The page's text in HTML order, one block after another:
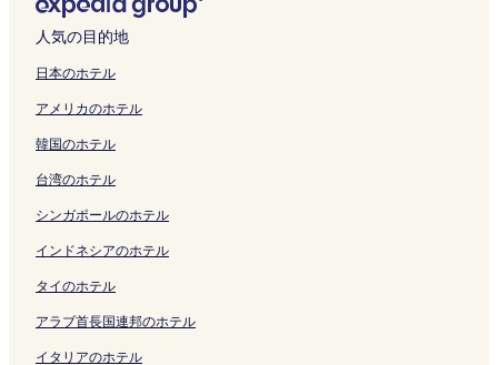
を
開
く
リ
ク
リ
ン
ク
を
開
く
リ
ク
く
リ
ン
ク
k
の
ペ
ー
を
く
リ
ン
ク
ク
ク
を
開
く
リ
ク
r
i
a
k
の
ペ
ー
ジ
開
リ
ク
を
開
く
リ
ク
Y
a
u
n
ペ
ー
ジ
を
く
ン
t
i
n
o
t
h
の
ペ
ジ
開
リ
ン
開
く
リ
ン
ペ
ー
ジ
を
く
ン
ク
ジ
を
開
く
ン
N
-
M
a
e
n
l
y
の
ー
を
く
リ
U
S
H
K
T
A
-
H
s
e
の
ペ
U
O
A
ペ
ジ
を
開
く
ン
O
K
A
T
n
i
n
の
ペ
ジ
開
リ
ン
a
y
H
a
a
a
の
ペ
ー
を
く
ン
ク
e
i
H
o
e
の
ペ
ー
ジ
開
リ
ク
e
H
t
l
a
k
a
t
8
ペ
ジ
を
人気の目的地
日本のホテル
アメリカのホテル
韓国のホテル
台湾のホテル
シンガポールのホテル
インドネシアのホテル
タイのホテル
アラブ首長国連邦のホテル
イタリアのホテル